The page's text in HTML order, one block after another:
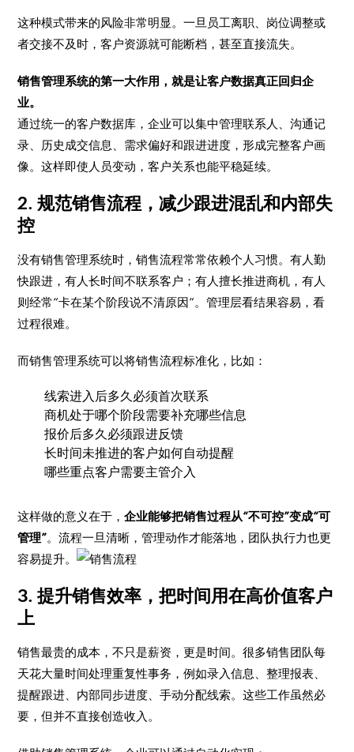
这种模式带来的风险非常明显。一旦员工离职、岗位调整或
者交接不及时，客户资源就可能断档，甚至直接流失。
销售管理系统的第一大作用，就是让客户数据真正回归企
业。
通过统一的客户数据库，企业可以集中管理联系人、沟通记
录、历史成交信息、需求偏好和跟进进度，形成完整客户画
像。这样即使人员变动，客户关系也能平稳延续。
2. 规范销售流程，减少跟进混乱和内部失
控
没有销售管理系统时，销售流程常常依赖个人习惯。有人勤
快跟进，有人长时间不联系客户；有人擅长推进商机，有人
则经常“卡在某个阶段说不清原因”。管理层看结果容易，看
过程很难。
而销售管理系统可以将销售流程标准化，比如：
线索进入后多久必须首次联系
商机处于哪个阶段需要补充哪些信息
报价后多久必须跟进反馈
长时间未推进的客户如何自动提醒
哪些重点客户需要主管介入
这样做的意义在于，企业能够把销售过程从“不可控”变成“可
管理”。流程一旦清晰，管理动作才能落地，团队执行力也更
容易提升。
3. 提升销售效率，把时间用在高价值客户
上
销售最贵的成本，不只是薪资，更是时间。很多销售团队每
天花大量时间处理重复性事务，例如录入信息、整理报表、
提醒跟进、内部同步进度、手动分配线索。这些工作虽然必
要，但并不直接创造收入。